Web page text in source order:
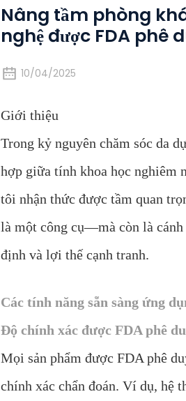
Nâng tầm phòng
nghệ được FDA phê
10/04/2025
Giới thiệu
Trong kỷ nguyên chăm sóc da
hợp giữa tính khoa học nghiêm
tôi nhận thức được tầm quan
là một công cụ—mà còn là cánh
định và lợi thế cạnh tranh.
Các tính năng sẵn sàng ứng
Độ chính xác được FDA phê
Mọi sản phẩm được FDA phê
chính xác chẩn đoán. Ví dụ, hệ